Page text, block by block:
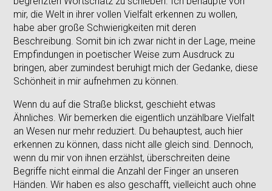
mir, die Welt in ihrer vollen Vielfalt erkennen zu wollen,
habe aber große Schwierigkeiten mit deren
Beschreibung. Somit bin ich zwar nicht in der Lage, meine
Empfindungen in poetischer Weise zum Ausdruck zu
bringen, aber zumindest beruhigt mich der Gedanke, diese
Schönheit in mir aufnehmen zu können.
Wenn du auf die Straße blickst, geschieht etwas
Ähnliches. Wir bemerken die eigentlich unzählbare Vielfalt
an Wesen nur mehr reduziert. Du behauptest, auch hier
erkennen zu können, dass nicht alle gleich sind. Dennoch,
wenn du mir von ihnen erzählst, überschreiten deine
Begriffe nicht einmal die Anzahl der Finger an unseren
Händen. Wir haben es also geschafft, vielleicht auch ohne